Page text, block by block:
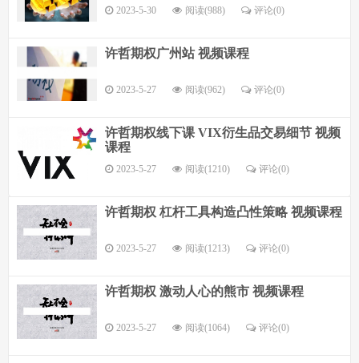
2023-5-30 阅读(988) 评论(0)
许哲期权广州站 视频课程
2023-5-27 阅读(962) 评论(0)
许哲期权线下课 VIX衍生品交易细节 视频
课程
2023-5-27 阅读(1210) 评论(0)
许哲期权 杠杆工具构造凸性策略 视频课程
2023-5-27 阅读(1213) 评论(0)
许哲期权 激动人心的熊市 视频课程
2023-5-27 阅读(1064) 评论(0)